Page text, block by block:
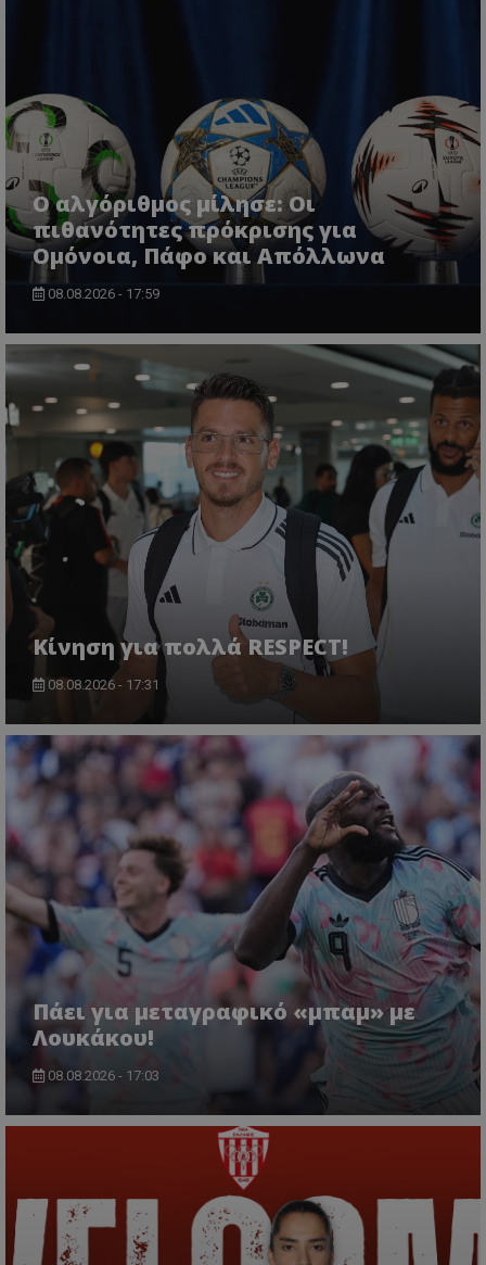
Ο αλγόριθμος μίλησε: Οι
πιθανότητες πρόκρισης για
Ομόνοια, Πάφο και Απόλλωνα
08.08.2026 - 17:59
Κίνηση για πολλά RESPECT!
08.08.2026 - 17:31
Πάει για μεταγραφικό «μπαμ» με
Λουκάκου!
08.08.2026 - 17:03